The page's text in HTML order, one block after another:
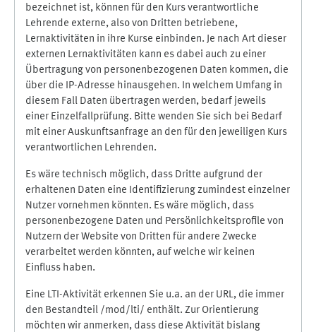
bezeichnet ist, können für den Kurs verantwortliche
Lehrende externe, also von Dritten betriebene,
Lernaktivitäten in ihre Kurse einbinden. Je nach Art dieser
externen Lernaktivitäten kann es dabei auch zu einer
Übertragung von personenbezogenen Daten kommen, die
über die IP-Adresse hinausgehen. In welchem Umfang in
diesem Fall Daten übertragen werden, bedarf jeweils
einer Einzelfallprüfung. Bitte wenden Sie sich bei Bedarf
mit einer Auskunftsanfrage an den für den jeweiligen Kurs
verantwortlichen Lehrenden.
Es wäre technisch möglich, dass Dritte aufgrund der
erhaltenen Daten eine Identifizierung zumindest einzelner
Nutzer vornehmen könnten. Es wäre möglich, dass
personenbezogene Daten und Persönlichkeitsprofile von
Nutzern der Website von Dritten für andere Zwecke
verarbeitet werden könnten, auf welche wir keinen
Einfluss haben.
Eine LTI-Aktivität erkennen Sie u.a. an der URL, die immer
den Bestandteil /mod/lti/ enthält. Zur Orientierung
möchten wir anmerken, dass diese Aktivität bislang